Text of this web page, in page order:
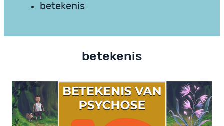
betekenis
betekenis